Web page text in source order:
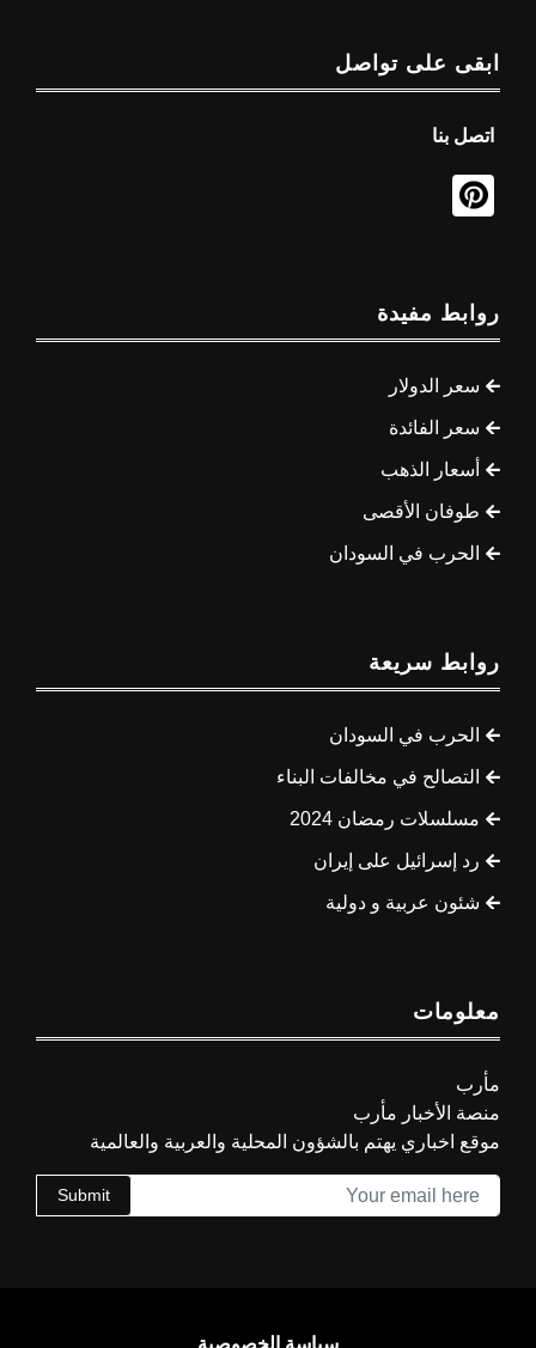
ابقى على تواصل
اتصل بنا
روابط مفيدة
سعر الدولار
سعر الفائدة
أسعار الذهب
طوفان الأقصى
الحرب في السودان
روابط سريعة
الحرب في السودان
التصالح في مخالفات البناء
مسلسلات رمضان 2024
رد إسرائيل على إيران
شئون عربية و دولية
معلومات
مأرب
منصة الأخبار مأرب
موقع اخباري يهتم بالشؤون المحلية والعربية والعالمية
Submit